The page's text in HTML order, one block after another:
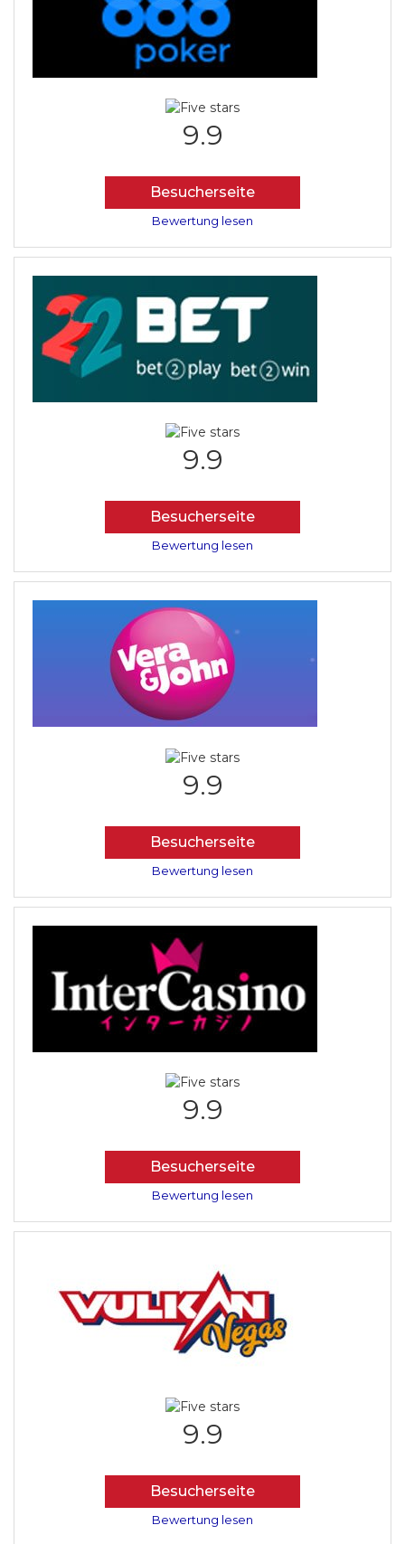
9.9
Besucherseite
Bewertung lesen
9.9
Besucherseite
Bewertung lesen
9.9
Besucherseite
Bewertung lesen
9.9
Besucherseite
Bewertung lesen
9.9
Besucherseite
Bewertung lesen